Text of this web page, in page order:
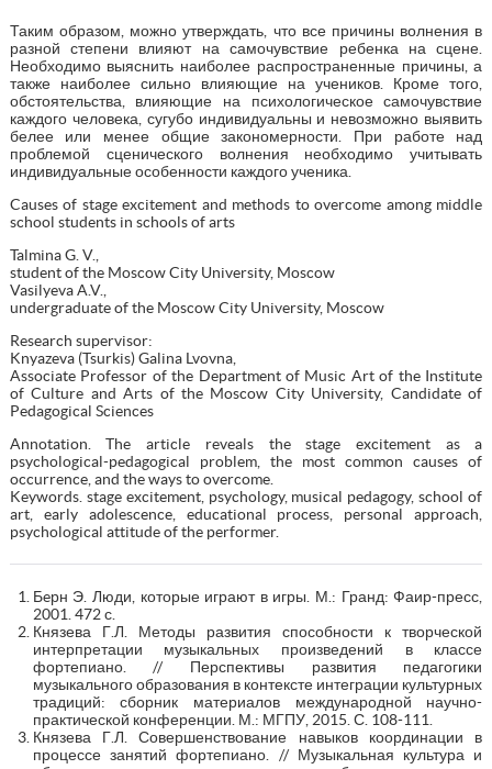
Таким образом, можно утверждать, что все причины волнения в
разной степени влияют на самочувствие ребенка на сцене.
Необходимо выяснить наиболее распространенные причины, а
также наиболее сильно влияющие на учеников. Кроме того,
обстоятельства, влияющие на психологическое самочувствие
каждого человека, сугубо индивидуальны и невозможно выявить
белее или менее общие закономерности. При работе над
проблемой сценического волнения необходимо учитывать
индивидуальные особенности каждого ученика.
Causes of stage excitement and methods to overcome among middle
school students in schools of arts
Talmina G. V.,
student of the Moscow City University, Moscow
Vasilyeva A.V.,
undergraduate of the Moscow City University, Moscow
Research supervisor:
Knyazeva (Tsurkis) Galina Lvovna,
Associate Professor of the Department of Music Art of the Institute
of Culture and Arts of the Moscow City University, Candidate of
Pedagogical Sciences
Annotation. The article reveals the stage excitement as a
psychological-pedagogical problem, the most common causes of
occurrence, and the ways to overcome.
Keywords. stage excitement, psychology, musical pedagogy, school of
art, early adolescence, educational process, personal approach,
psychological attitude of the performer.
Бeрн Э. Люди, которые играют в игры. М.: Гранд: Фаир-пресс,
2001. 472 с.
Князева Г.Л. Методы развития способности к творческой
интерпретации музыкальных произведений в классе
фортепиано. // Перспективы развития педагогики
музыкального образования в контексте интеграции культурных
традиций: сборник материалов международной научно-
практической конференции. М.: МГПУ, 2015. С. 108-111.
Князева Г.Л. Совершенствование навыков координации в
процессе занятий фортепиано. // Музыкальная культура и